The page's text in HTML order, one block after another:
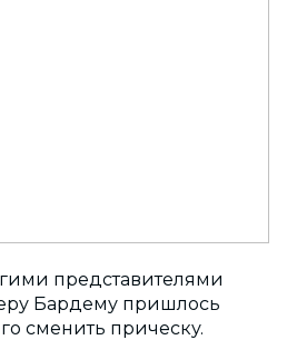
представителями
Бардему пришлось
сменить прическу.